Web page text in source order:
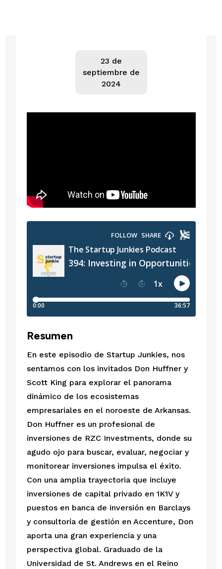
23 de
septiembre de
2024
Resumen
En este episodio de Startup Junkies, nos
sentamos con los invitados Don Huffner y
Scott King para explorar el panorama
dinámico de los ecosistemas
empresariales en el noroeste de Arkansas.
Don Huffner es un profesional de
inversiones de RZC Investments, donde su
agudo ojo para buscar, evaluar, negociar y
monitorear inversiones impulsa el éxito.
Con una amplia trayectoria que incluye
inversiones de capital privado en 1K1V y
puestos en banca de inversión en Barclays
y consultoría de gestión en Accenture, Don
aporta una gran experiencia y una
perspectiva global. Graduado de la
Universidad de St. Andrews en el Reino